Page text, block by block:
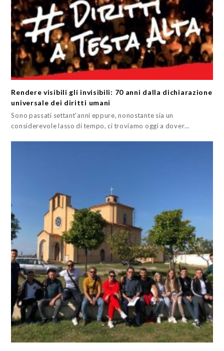
Rendere visibili gli invisibili: 70 anni dalla dichiarazione
universale dei diritti umani
Sono passati settant'anni eppure, nonostante sia un
considerevole lasso di tempo, ci troviamo oggi a dover…